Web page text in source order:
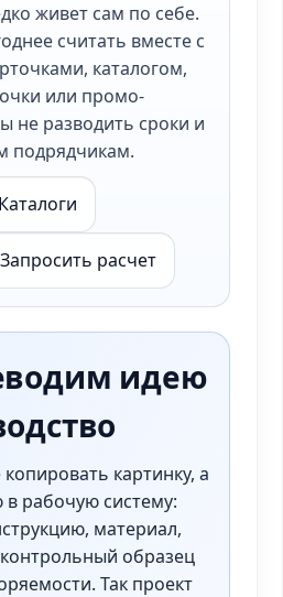
живет сам по себе.
считать вместе с
каталогом,
или промо-
не разводить сроки и
подрядчикам.
Каталоги
Запросить расчет
идею
картинку, а
в рабочую систему:
материал,
образец
Так проект